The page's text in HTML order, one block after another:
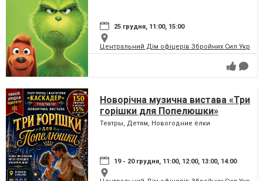
25 грудня, 11:00, 15:00
Центральний Дім офіцерів Збройних Сил
Новорічна музична вистава «Три
горішки для Попелюшки»
Театры, Детям, Новогодние ёлки
19 - 20 грудня, 11:00, 12:00, 13:00, 14:00